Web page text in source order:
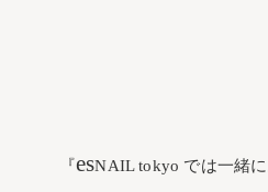
『esNAIL tokyo では一緒